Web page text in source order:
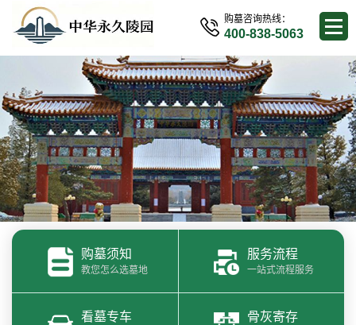
购墓咨询热线：
400-838-5063
购墓须知
教您怎么选墓地
服务流程
一站式流程服务
看墓专车 骨灰寄存